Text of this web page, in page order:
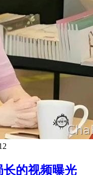
的视频曝光